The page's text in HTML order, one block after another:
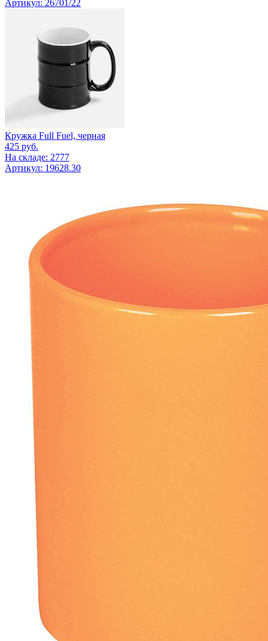
Артикул: 26701/22
Кружка Full Fuel, черная
425 руб.
На складе: 2777
Артикул: 19628.30